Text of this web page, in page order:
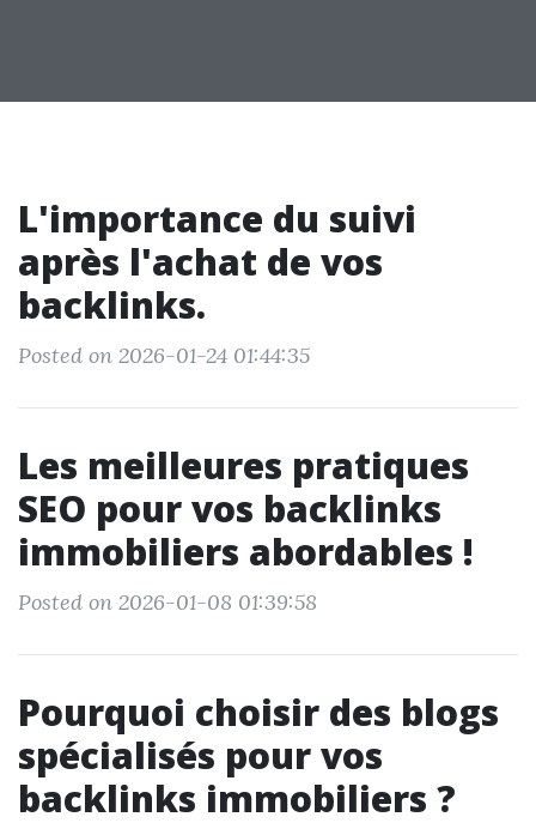
L'importance du suivi
après l'achat de vos
backlinks.
Posted on 2026-01-24 01:44:35
Les meilleures pratiques
SEO pour vos backlinks
immobiliers abordables !
Posted on 2026-01-08 01:39:58
Pourquoi choisir des blogs
spécialisés pour vos
backlinks immobiliers ?